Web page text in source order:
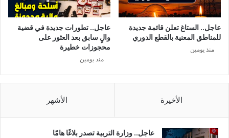
عاجل.. الستاغ تعلن قائمة جديدة
للمناطق المعنية بالقطع الدوري
منذ يومين
عاجل.. تطورات جديدة في قضية
والٍ سابق بعد العثور على
محجوزات خطيرة
منذ يومين
الأخيرة الأشهر
عاجل.. وزارة التربية تصدر بلاغًا هامًا